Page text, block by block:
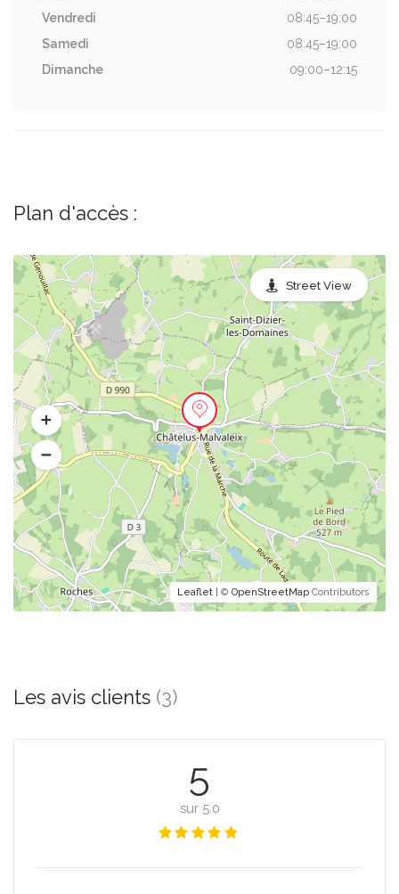
Vendredi
08:45–19:00
Samedi
08:45–19:00
Dimanche
09:00–12:15
Plan d'accès :
Leaflet | © OpenStreetMap Contributors
Street View
Les avis clients (3)
5
sur 5.0